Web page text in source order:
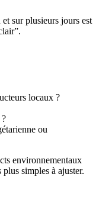
sur plusieurs jours est
locaux ?
ou
environnementaux
plus simples à ajuster.